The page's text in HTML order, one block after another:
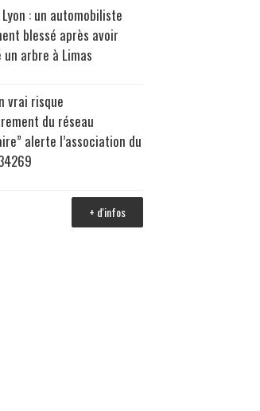
: un automobiliste
blessé après avoir
arbre à Limas
vrai risque
du réseau
alerte l’association du
+ d'infos